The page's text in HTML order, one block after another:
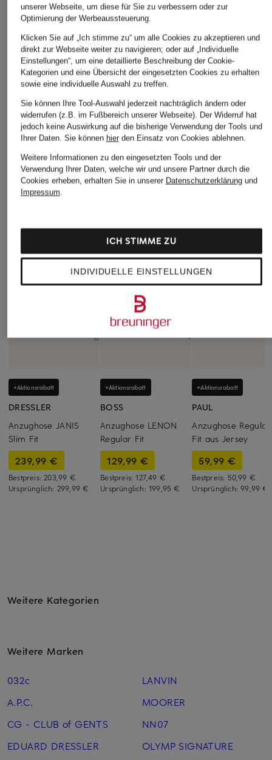
ÄHNLICHE ARTIKEL ENTDECKEN
+Aktionsrabatt
DRESSLER
Anzughose JANIS
Slim Fit
239,99 €
Bestpreis:203,99 €
Ursprünglich: 299,99 €
+Aktionsrabatt
BOSS
Anzughose LENON
Regular Fit
129,99 €
Bestpreis:127,49 €
Ursprünglich: 199,95 €
+Aktionsrabatt
PAUL
Anzughose Regular
Fit aus Jersey
59,99 €
Bestpreis: 50,99 €
Ursprünglich:99,99 €
Weitere Kategorien
Weitere Marken
032c
A.P.C.
CG - CLUB of GENTS
EDUARD DRESSLER
LANVIN
MOORER
NN07
OLYMP SIGNATURE
unserer Webseite, um diese für Sie zu verbessern oder zur
Optimierung der Werbeaussteuerung.
Klicken Sie auf „Ich stimme zu“ um alle Cookies zu akzeptieren und
direkt zur Webseite weiter zu navigieren; oder auf „Individuelle
Einstellungen“, um eine detaillierte Beschreibung der Cookie-
Kategorien und eine Übersicht der eingesetzten Cookies zu erhalten
sowie eine individuelle Auswahl zu treffen.
Sie können Ihre Tool-Auswahl jederzeit nachträglich ändern oder
widerrufen (z.B. im Fußbereich unserer Webseite). Der Widerruf hat
jedoch keine Auswirkung auf die bisherige Verwendung der Tools und
Ihrer Daten. Sie können hierden Einsatz von Cookies ablehnen.
Weitere Informationen zu den eingesetzten Tools und der
Verwendung Ihrer Daten, welche wir und unsere Partner durch die
Cookies erheben, erhalten Sie in unserer Datenschutzerklärungund
Impressum.
INDIVIDUELLE EINSTELLUNGEN
ICH STIMME ZU